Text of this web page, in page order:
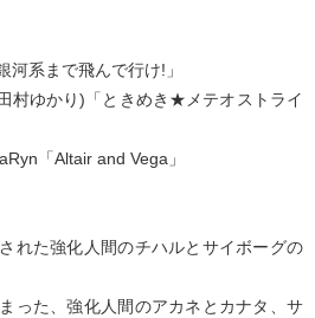
河系まで飛んで行け!」
村ゆかり)「ときめき★メテオストライ
「Altair and Vega」
れた強化人間のチハルとサイボーグの
った、強化人間のアカネとカナタ、サ